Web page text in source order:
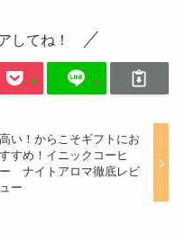
してね！
高い！からこそギフトにお
すすめ！イニックコーヒ
ー ナイトアロマ徹底レビ
ュー